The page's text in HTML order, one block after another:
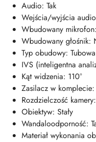
Audio: Tak
Wejścia/wyjścia
Wbudowany
Wbudowany głośnik:
Typ obudowy: Tubowa
IVS (inteligentna
Kąt widzenia: 110°
Zasilacz w
Rozdzielczość
Obiektyw: Stały
Wandaloodporność:
Materiał wykonania